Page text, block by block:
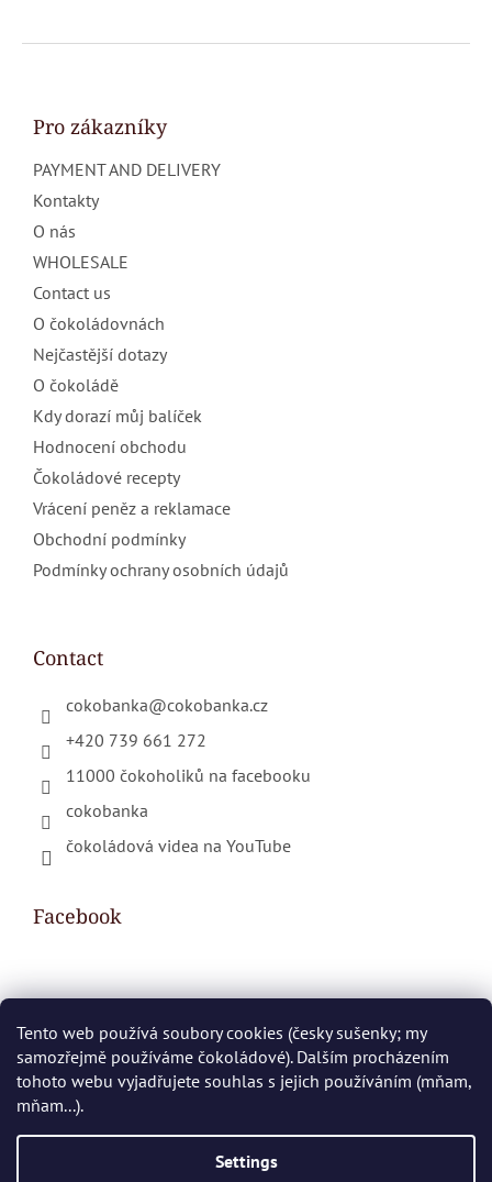
Tento web používá soubory cookies (česky sušenky; my
samozřejmě používáme čokoládové). Dalším procházením
tohoto webu vyjadřujete souhlas s jejich používáním (mňam,
mňam...).
Settings
F
Pro zákazníky
PAYMENT AND DELIVERY
Kontakty
O nás
WHOLESALE
Contact us
O čokoládovnách
Nejčastější dotazy
O čokoládě
Kdy dorazí můj balíček
Hodnocení obchodu
Čokoládové recepty
Vrácení peněz a reklamace
Obchodní podmínky
Podmínky ochrany osobních údajů
Contact
cokobanka@cokobanka.cz
+420 739 661 272
11000 čokoholiků na facebooku
cokobanka
čokoládová videa na YouTube
Facebook
Shopping cart
0 PCS /€0
Created by Shoptet